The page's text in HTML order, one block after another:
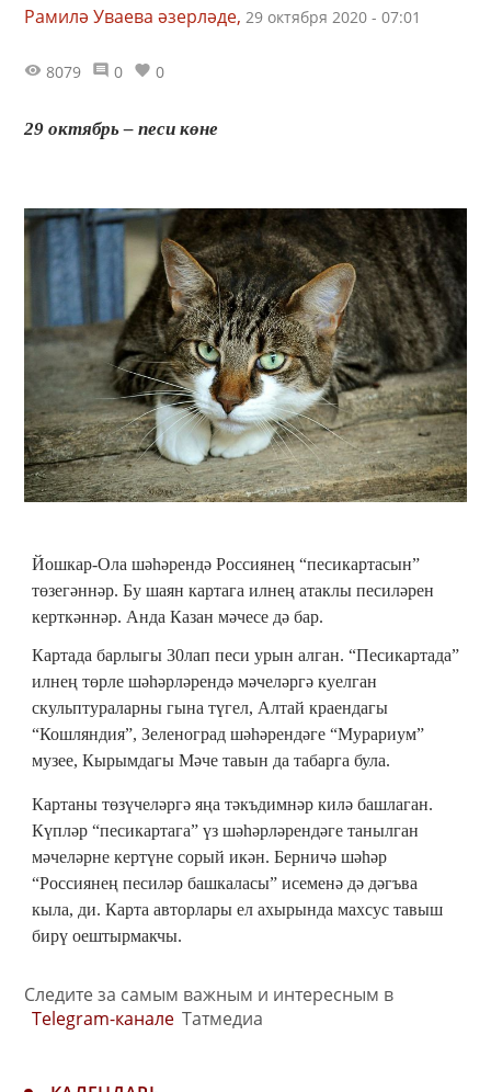
Рамилә Уваева әзерләде, 29 октября 2020 - 07:01
8079 0 0
29 октябрь – песи көне
Йошкар-Ола шәһәрендә Россиянең “песикартасын”
төзегәннәр. Бу шаян картага илнең атаклы песиләрен
керткәннәр. Анда Казан мәчесе дә бар.
Картада барлыгы 30лап песи урын алган. “Песикартада”
илнең төрле шәһәрләрендә мәчеләргә куелган
скульптураларны гына түгел, Алтай краендагы
“Кошляндия”, Зеленоград шәһәрендәге “Мурариум”
музее, Кырымдагы Мәче тавын да табарга була.
Картаны төзүчеләргә яңа тәкъдимнәр килә башлаган.
Күпләр “песикартага” үз шәһәрләрендәге танылган
мәчеләрне кертүне сорый икән. Берничә шәһәр
“Россиянең песиләр башкаласы” исеменә дә дәгъва
кыла, ди. Карта авторлары ел ахырында махсус тавыш
бирү оештырмакчы.
Следите за самым важным и интересным в
Telegram-канале Татмедиа